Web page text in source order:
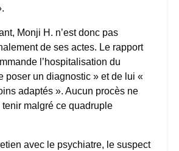
Monji H. n’est donc pas
de ses actes. Le rapport
l’hospitalisation du
poser un diagnostic » et de lui «
adaptés ». Aucun procès ne
malgré ce quadruple
avec le psychiatre, le suspect